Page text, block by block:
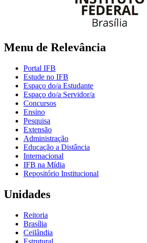
Menu de Relevância
Portal IFB
Estude no IFB
Espaço do/a Estudante
Espaço do/a Servidor/a
Concursos
Ensino
Pesquisa
Extensão
Administração
Educação a Distância
Internacional
IFB na Mídia
Repositório Institucional
Unidades
Reitoria
Brasília
Ceilândia
Estrutural